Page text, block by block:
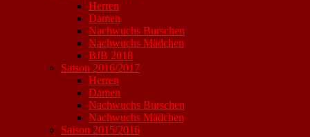
Herren
Damen
Nachwuchs Burschen
Nachwuchs Mädchen
BJB 2018
Saison 2016/2017
Herren
Damen
Nachwuchs Burschen
Nachwuchs Mädchen
Saison 2015/2016